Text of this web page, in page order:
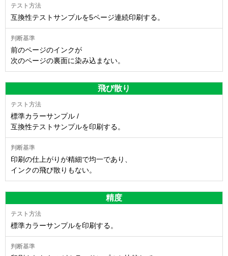
互換性テストサンプルを5ページ連続印刷する。
前のページのインクが
次のページの裏面に染み込まない。
飛び散り
標準カラーサンプル /
互換性テストサンプルを印刷する。
印刷の仕上がりが精細で均一であり、
インクの飛び散りもない。
精度
標準カラーサンプルを印刷する。